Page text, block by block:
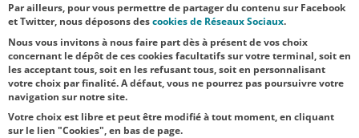
NOS
ACTUALITÉS
TOUTES NOS ACTUALITÉS
Par ailleurs, pour vous permettre de partager du contenu sur Facebook
et Twitter, nous déposons descookies de Réseaux Sociaux.
Nous vous invitons à nous faire part dès à présent de vos choix
concernant le dépôt de ces cookies facultatifs sur votre terminal, soit en
les acceptant tous, soit en les refusant tous, soit en personnalisant
votre choix par finalité. A défaut, vous ne pourrez pas poursuivre votre
navigation sur notre site.
Votre choix est libre et peut être modifié à tout moment, en cliquant
sur le lien "Cookies", en bas de page.